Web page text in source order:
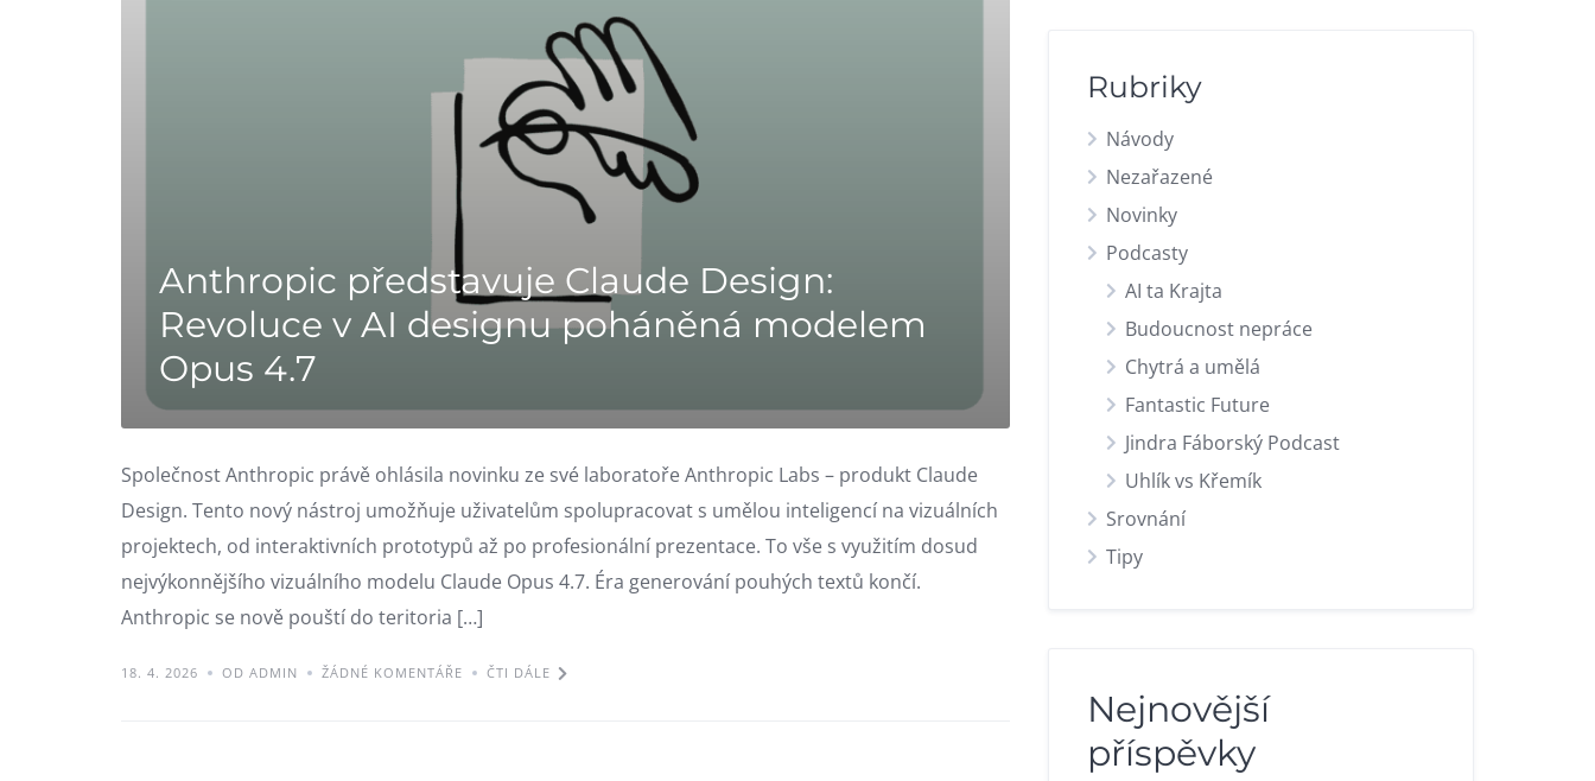
Anthropic představuje Claude Design:
Revoluce v AI designu poháněná modelem
Opus 4.7
Společnost Anthropic právě ohlásila novinku ze své laboratoře Anthropic Labs – produkt Claude
Design. Tento nový nástroj umožňuje uživatelům spolupracovat s umělou inteligencí na vizuálních
projektech, od interaktivních prototypů až po profesionální prezentace. To vše s využitím dosud
nejvýkonnějšího vizuálního modelu Claude Opus 4.7. Éra generování pouhých textů končí.
Anthropic se nově pouští do teritoria […]
18. 4. 2026 OD ADMIN ŽÁDNÉ KOMENTÁŘE ČTI DÁLE
Rubriky
Návody
Nezařazené
Novinky
Podcasty
AI ta Krajta
Budoucnost nepráce
Chytrá a umělá
Fantastic Future
Jindra Fáborský Podcast
Uhlík vs Křemík
Srovnání
Tipy
Nejnovější
příspěvky